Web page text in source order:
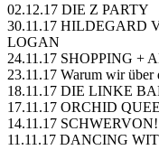
02.12.17 DIE Z PARTY
30.11.17 HILDEGARD
LOGAN
24.11.17 SHOPPING +
23.11.17 Warum wir über
18.11.17 DIE LINKE
17.11.17 ORCHID
14.11.17
11.11.17 DANCING